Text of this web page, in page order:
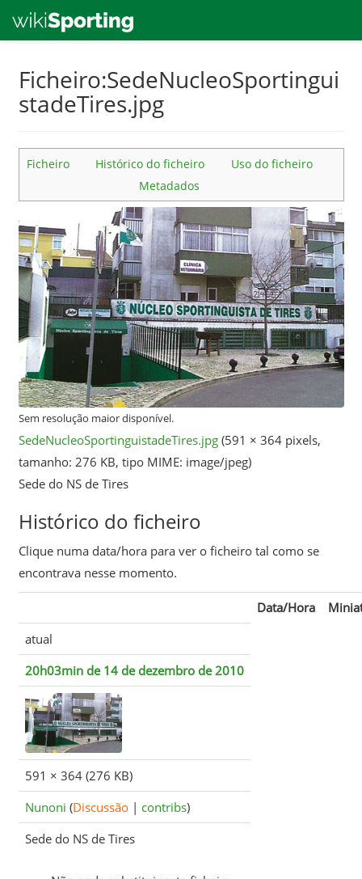
main
Ficheiro:SedeNucleoSportingui
stadeTires.jpg
Ficheiro Histórico do ficheiro
Uso do ficheiro
Metadados
Sem resolução maior disponível.
SedeNucleoSportinguistadeTires.jpg‎ (591 × 364 pixels,
tamanho: 276 KB, tipo MIME: image/jpeg)
Sede do NS de Tires
Histórico do ficheiro
Clique numa data/hora para ver o ficheiro tal como se
encontrava nesse momento.
Data/Hora
atual
20h03min de 14 de dezembro de 2010
591 × 364 (276 KB)
Nunoni (Discussão| contribs)
Sede do NS de Tires